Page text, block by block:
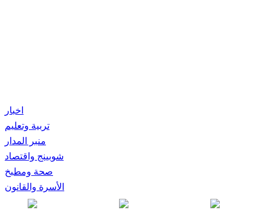
اخبار
تربية وتعليم
منبر المدار
شوبينج واقتصاد
صحة ومطبخ
الأسرة والقانون